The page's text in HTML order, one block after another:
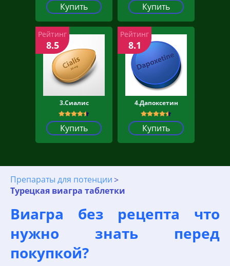
Купить Купить
3.Сиалис
Купить
Рейтинг
8.5
4.Дапоксетин
Купить
Рейтинг
8.1
Препараты для потенции
Турецкая виагра таблетки
Виагра без рецепта что
нужно знать перед
покупкой?